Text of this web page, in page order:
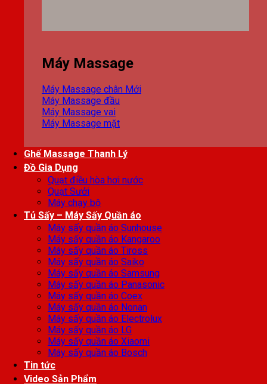
Máy Massage
Máy Massage chân
Máy Massage đầu
Máy Massage vai
Máy Massage mặt
Ghế Massage Thanh Lý
Đồ Gia Dụng
Quạt điều hòa hơi nước
Quạt Sưởi
Máy chạy bộ
Tủ Sấy – Máy Sấy Quần áo
Máy sấy quần áo Sunhouse
Máy sấy quần áo Kangaroo
Máy sấy quần áo Tiross
Máy sấy quần áo Saiko
Máy sấy quần áo Samsung
Máy sấy quần áo Panasonic
Máy sấy quần áo Coex
Máy sấy quần áo Nonan
Máy sấy quần áo Electrolux
Máy sấy quần áo LG
Máy sấy quần áo Xiaomi
Máy sấy quần áo Bosch
Tin tức
Video Sản Phẩm